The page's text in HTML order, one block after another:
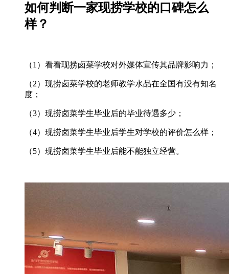
如何判断一家现捞学校的口碑怎么
样？
（1）看看现捞卤菜学校对外媒体宣传其品牌影响力；
（2）现捞卤菜学校的老师教学水品在全国有没有知名
度；
（3）现捞卤菜学生毕业后的毕业待遇多少；
（4）现捞卤菜学生毕业后学生对学校的评价怎么样；
（5）现捞卤菜学生毕业后能不能独立经营。